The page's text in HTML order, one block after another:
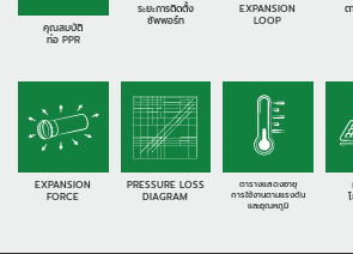
คุณสมบัติ
ท่อ PPR
ระยะการติดตั้ง
ซัพพอร์ท
EXPANSION
LOOP
ต
EXPANSION
FORCE
PRESSURE LOSS
DIAGRAM
ตารางแสดงอายุ
การใช้งานตามแรงดัน
และอุณหภูมิ